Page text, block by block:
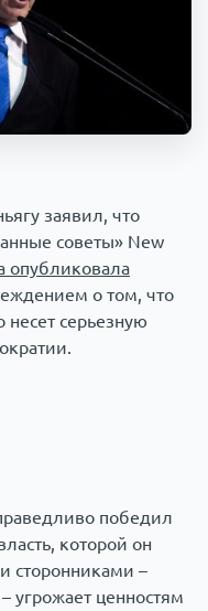
ЧП И КРИМИНАЛ
1000 мелочей
заявил, что
советы» New
опубликовала
о том, что
серьезную
победил
которой он
сторонниками –
угрожает ценностям